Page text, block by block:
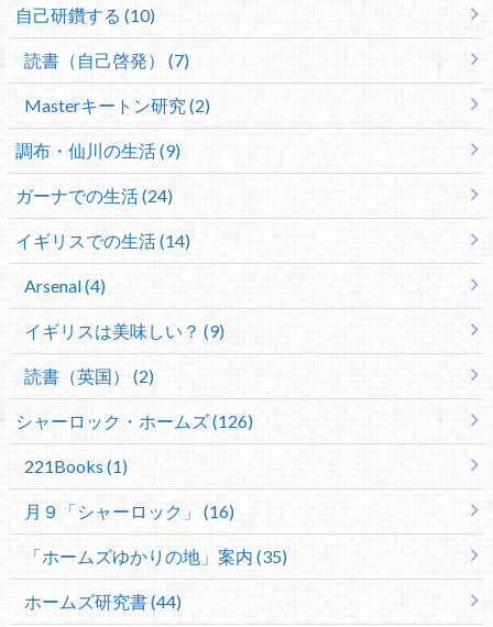
自己研鑽する (10)
読書（自己啓発） (7)
Masterキートン研究 (2)
調布・仙川の生活 (9)
ガーナでの生活 (24)
イギリスでの生活 (14)
Arsenal (4)
イギリスは美味しい？ (9)
読書（英国） (2)
シャーロック・ホームズ (126)
221Books (1)
月９「シャーロック」 (16)
「ホームズゆかりの地」案内 (35)
ホームズ研究書 (44)